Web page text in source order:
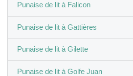
Punaise de lit à Falicon
Punaise de lit à Gattières
Punaise de lit à Gilette
Punaise de lit à Golfe Juan